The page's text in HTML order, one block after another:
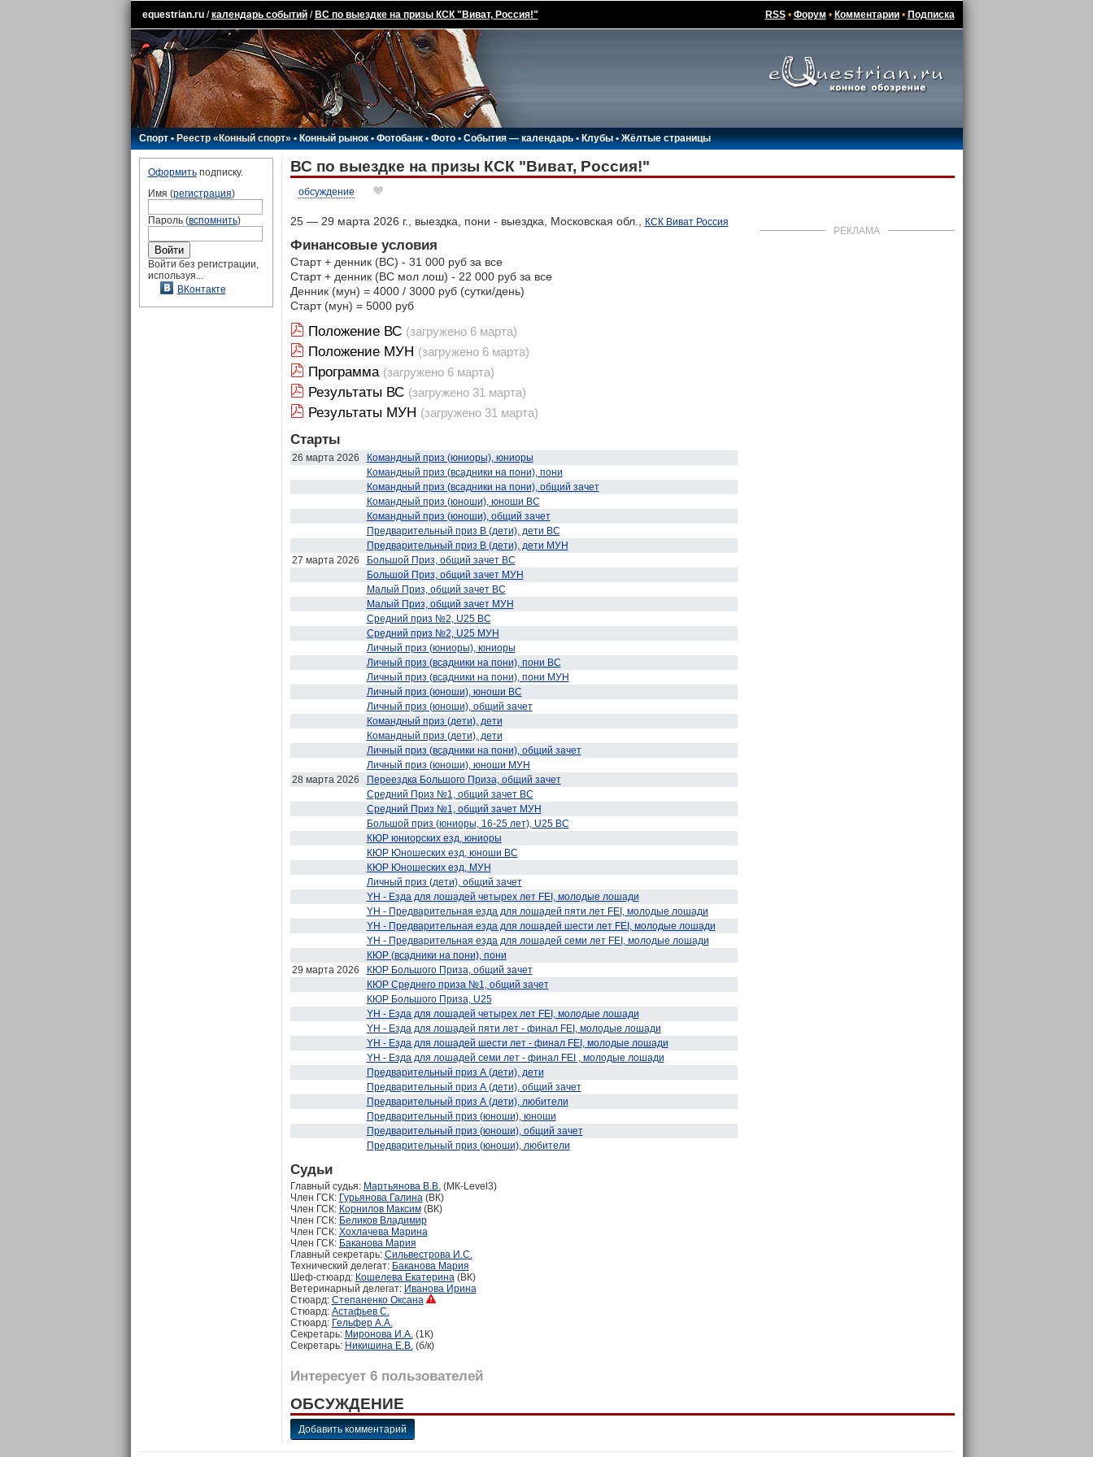
equestrian.ru/календарь событий/ ВС по выездке на призы КСК "Виват, Россия!" RSS• Форум • Комментарии• Подписка
Спорт•Реестр «Конный спорт»•Конный рынок•Фотобанк •Фото•События — календарь•Клубы •Жёлтые страницы
Оформитьподписку.
Имя (регистрация)
Пароль (вспомнить)
Войти без регистрации,
используя...
ВКонтакте
ВС по выездке на призы КСК "Виват, Россия!"
обсуждение
РЕКЛАМА
25 — 29 марта 2026 г., выездка, пони - выездка, Московская обл., КСК Виват Россия
Финансовые условия
Старт + денник (ВС) - 31 000 руб за все
Старт + денник (ВС мол лош) - 22 000 руб за все
Денник (мун) = 4000 / 3000 руб (сутки/день)
Старт (мун) = 5000 руб
Положение ВС (загружено 6 марта)
Положение МУН (загружено 6 марта)
Программа (загружено 6 марта)
Результаты ВС (загружено 31 марта)
Результаты МУН (загружено 31 марта)
Старты
26 марта 2026
Командный приз (юниоры), юниоры
Командный приз (всадники на пони), пони
Командный приз (всадники на пони), общий зачет
Командный приз (юноши), юноши ВС
Командный приз (юноши), общий зачет
Предварительный приз В (дети), дети ВС
Предварительный приз В (дети), дети МУН
27 марта 2026
Большой Приз, общий зачет ВС
Большой Приз, общий зачет МУН
Малый Приз, общий зачет ВС
Малый Приз, общий зачет МУН
Средний приз №2, U25 ВС
Средний приз №2, U25 МУН
Личный приз (юниоры), юниоры
Личный приз (всадники на пони), пони ВС
Личный приз (всадники на пони), пони МУН
Личный приз (юноши), юноши ВС
Личный приз (юноши), общий зачет
Командный приз (дети), дети
Командный приз (дети), дети
Личный приз (всадники на пони), общий зачет
Личный приз (юноши), юноши МУН
28 марта 2026
Переездка Большого Приза, общий зачет
Средний Приз №1, общий зачет ВС
Средний Приз №1, общий зачет МУН
Большой приз (юниоры, 16-25 лет), U25 ВС
КЮР юниорских езд, юниоры
КЮР Юношеских езд, юноши ВС
КЮР Юношеских езд, МУН
Личный приз (дети), общий зачет
YH - Езда для лошадей четырех лет FEI, молодые лошади
YH - Предварительная езда для лошадей пяти лет FEI, молодые лошади
YH - Предварительная езда для лошадей шести лет FEI, молодые лошади
YH - Предварительная езда для лошадей семи лет FEI, молодые лошади
КЮР (всадники на пони), пони
29 марта 2026
КЮР Большого Приза, общий зачет
КЮР Среднего приза №1, общий зачет
КЮР Большого Приза, U25
YH - Езда для лошадей четырех лет FEI, молодые лошади
YH - Езда для лошадей пяти лет - финал FEI, молодые лошади
YH - Езда для лошадей шести лет - финал FEI, молодые лошади
YH - Езда для лошадей семи лет - финал FEI , молодые лошади
Предварительный приз А (дети), дети
Предварительный приз А (дети), общий зачет
Предварительный приз А (дети), любители
Предварительный приз (юноши), юноши
Предварительный приз (юноши), общий зачет
Предварительный приз (юноши), любители
Судьи
Главный судья: Мартьянова В.В.(МК-Level3)
Член ГСК: Гурьянова Галина(ВК)
Член ГСК: Корнилов Максим(ВК)
Член ГСК: Беликов Владимир
Член ГСК: Хохлачева Марина
Член ГСК: Баканова Мария
Главный секретарь: Сильвестрова И.С.
Технический делегат: Баканова Мария
Шеф-стюард: Кошелева Екатерина(ВК)
Ветеринарный делегат: Иванова Ирина
Стюард: Степаненко Оксана
Стюард: Астафьев С.
Стюард: Гельфер А.А.
Секретарь: Миронова И.А.(1К)
Секретарь: Никишина Е.В.(б/к)
Интересует 6 пользователей
ОБСУЖДЕНИЕ
Добавить комментарий